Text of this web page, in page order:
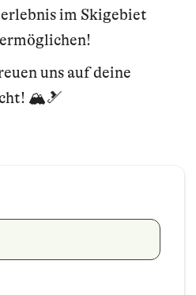
im Skigebiet
uns auf deine
🏔️🎿